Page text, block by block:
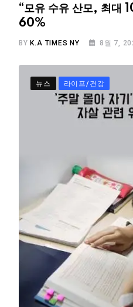
“모유 수유 산모, 최대
60%
BY K.A TIMES NY 8월 7,
뉴스 라이프/건강